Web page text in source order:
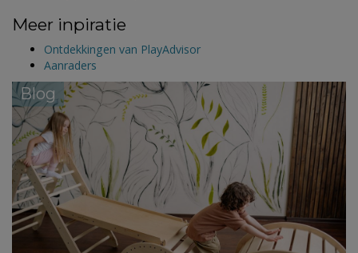
Meer inpiratie
Ontdekkingen van PlayAdvisor
Aanraders
Blog